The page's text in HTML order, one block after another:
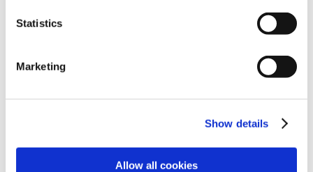
Statistics
Marketing
Show details
Allow all cookies
カテゴリ
ジャンル